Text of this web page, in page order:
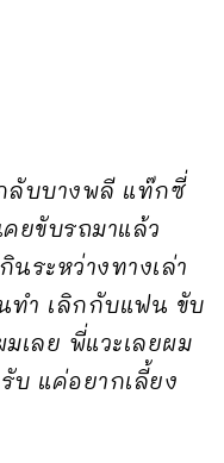
ลับบางพลี แท๊กซี่
ยขับรถมาแล้ว
ระหว่างทางเล่า
ทำ เลิกกับแฟน ขับ
เลย พี่แวะเลยผม
บ แค่อยากเลี้ยง